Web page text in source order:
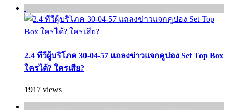
2.4 ทีวีผู้บริโภค 30-04-57 แถลงข่าวแจกคูปอง Set Top Box
ใครได้? ใครเสีย?
1917 views